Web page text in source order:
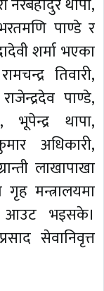
नरबहादुर थापा,
पाण्डे र
शर्मा भएका
तिवारी,
पाण्डे,
भूपेन्द्र थापा,
अधिकारी,
लाखापाखा
मन्त्रालयमा
आउट भइसके।
सेवानिवृत्त